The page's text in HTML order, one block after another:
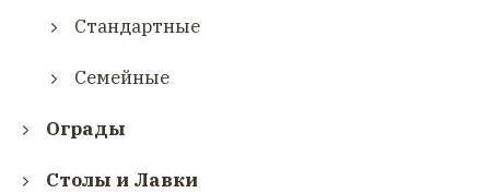
Стандартные
Семейные
Ограды
Столы и Лавки